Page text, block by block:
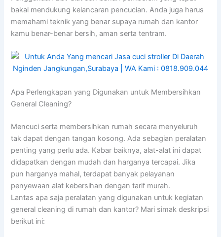
bakal mendukung kelancaran pencucian. Anda juga harus
memahami teknik yang benar supaya rumah dan kantor
kamu benar-benar bersih, aman serta tentram.
Apa Perlengkapan yang Digunakan untuk Membersihkan
General Cleaning?
Mencuci serta membersihkan rumah secara menyeluruh
tak dapat dengan tangan kosong. Ada sebagian peralatan
penting yang perlu ada. Kabar baiknya, alat-alat ini dapat
didapatkan dengan mudah dan harganya tercapai. Jika
pun harganya mahal, terdapat banyak pelayanan
penyewaan alat kebersihan dengan tarif murah.
Lantas apa saja peralatan yang digunakan untuk kegiatan
general cleaning di rumah dan kantor? Mari simak deskripsi
berikut ini: